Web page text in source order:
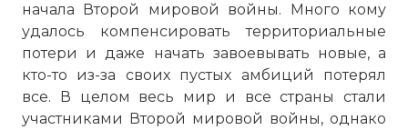
начала Второй мировой войны. Много кому
удалось компенсировать территориальные
потери и даже начать завоевывать новые, а
кто-то из-за своих пустых амбиций потерял
все. В целом весь мир и все страны стали
участниками Второй мировой войны, однако